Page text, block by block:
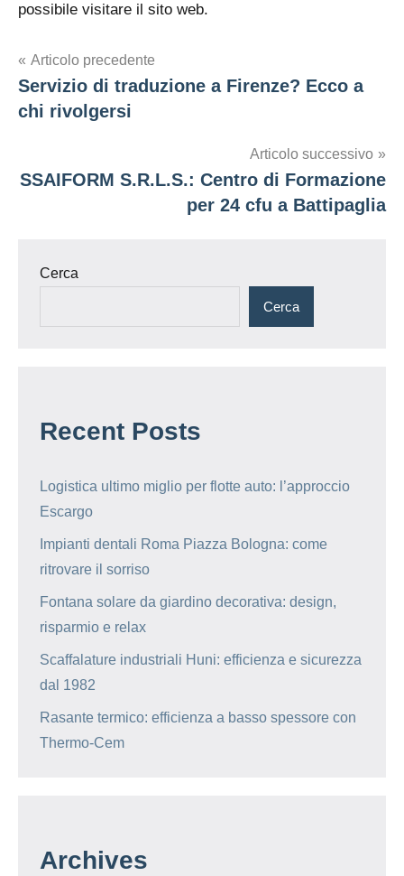
possibile visitare il sito web.
Navigazione
articoli
Articolo precedente
Servizio di traduzione a Firenze? Ecco a
chi rivolgersi
Articolo successivo
SSAIFORM S.R.L.S.: Centro di Formazione
per 24 cfu a Battipaglia
Cerca
Cerca
Recent Posts
Logistica ultimo miglio per flotte auto: l’approccio
Escargo
Impianti dentali Roma Piazza Bologna: come
ritrovare il sorriso
Fontana solare da giardino decorativa: design,
risparmio e relax
Scaffalature industriali Huni: efficienza e sicurezza
dal 1982
Rasante termico: efficienza a basso spessore con
Thermo-Cem
Archives